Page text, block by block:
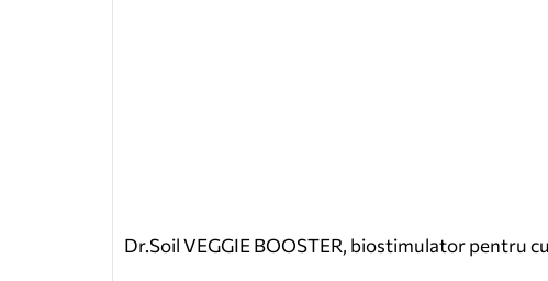
Dr.Soil VEGGIE BOOSTER, biostimulator pentru